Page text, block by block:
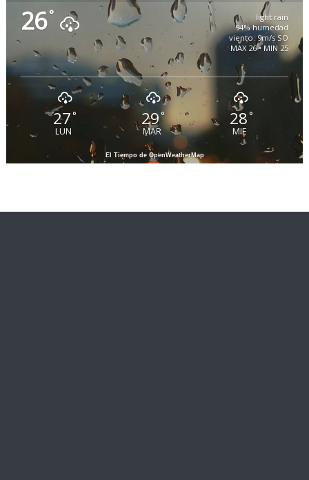
26°
light rain
94% humedad
viento: 9m/s SO
MAX 26 • MIN 25
27°
LUN
29 °
MAR
28°
MIE
El Tiempo de OpenWeatherMap